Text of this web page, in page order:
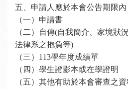
五、申請人應於本會公告期限內
（一）申請書
（二）自傳(自我簡介、家境狀
法律系之抱負等)
（三）113學年度成績單
（四）學生證影本或在學證明
（五）其他有助於本會審查之